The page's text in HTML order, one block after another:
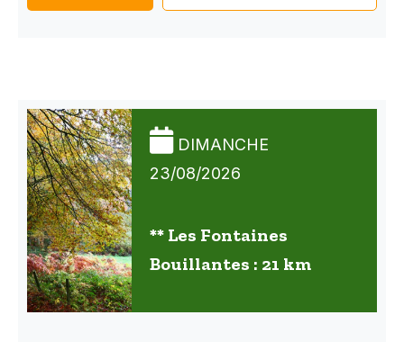
DIMANCHE
23/08/2026
** Les Fontaines
Bouillantes : 21 km